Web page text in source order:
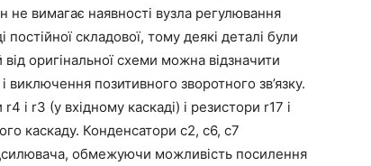
не вимагає наявності вузла регулювання
складової, тому деякі деталі були
оригінальної схеми можна відзначити
позитивного зворотного зв’язку.
і r3 (у вхідному каскаді) і резистори r17 і
каскаду. Конденсатори c2, c6, c7
обмежуючи можливість посилення